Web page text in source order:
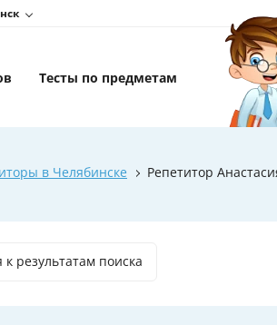
Тесты по предметам
в Челябинске Репетитор
к результатам поиска